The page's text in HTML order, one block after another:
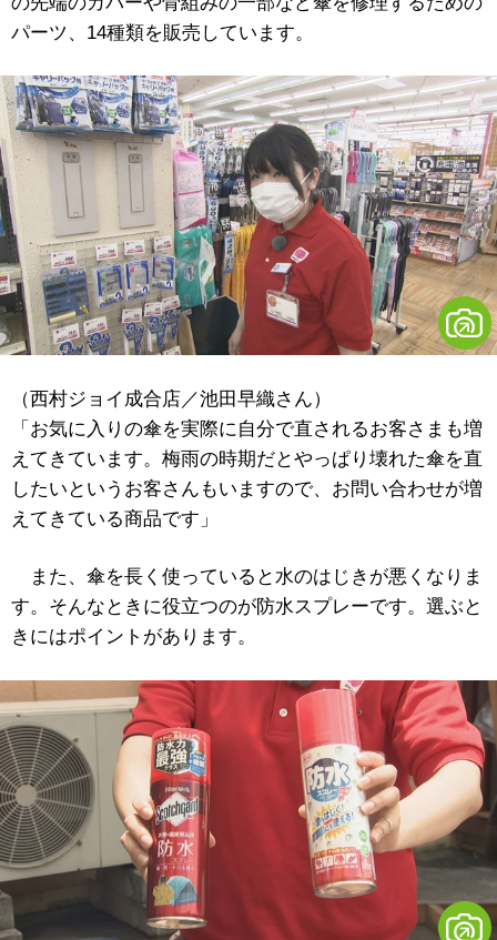
パーツ、14種類を販売しています。
（西村ジョイ成合店／池田早織さん）
「お気に入りの傘を実際に自分で直されるお客さまも増
えてきています。梅雨の時期だとやっぱり壊れた傘を直
したいというお客さんもいますので、お問い合わせが増
えてきている商品です」
また、傘を長く使っていると水のはじきが悪くなりま
す。そんなときに役立つのが防水スプレーです。選ぶと
きにはポイントがあります。